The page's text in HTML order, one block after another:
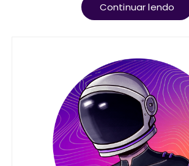
Continuar lendo